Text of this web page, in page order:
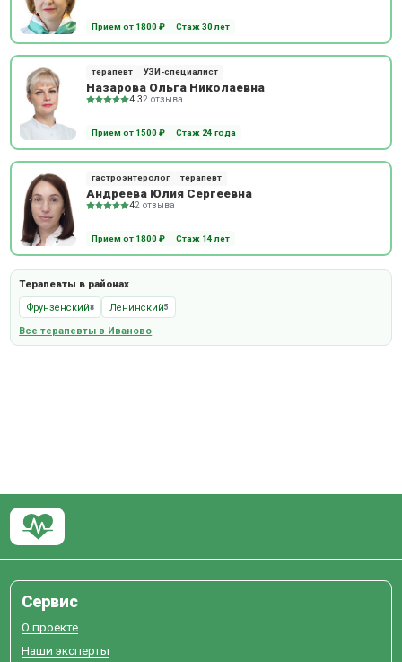
Прием от 1800 ₽ Стаж 30 лет
терапевт УЗИ-специалист
Назарова Ольга Николаевна
4.32 отзыва
Прием от 1500 ₽ Стаж 24 года
гастроэнтеролог терапевт
Андреева Юлия Сергеевна
42 отзыва
Прием от 1800 ₽ Стаж 14 лет
Терапевты в районах
Фрунзенский8 Ленинский5
Все терапевты в Иваново
Сервис
О проекте
Наши эксперты